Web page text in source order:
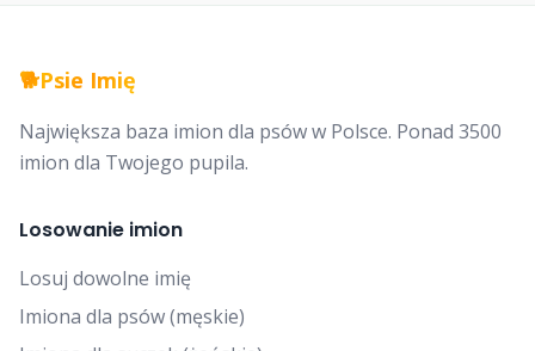
🐕Psie Imię
Największa baza imion dla psów w Polsce. Ponad 3500
imion dla Twojego pupila.
Losowanie imion
Losuj dowolne imię
Imiona dla psów (męskie)